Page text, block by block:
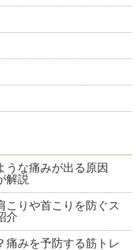
うな痛みが出る原因
解説
こりや首こりを防ぐス
介
痛みを予防する筋トレ